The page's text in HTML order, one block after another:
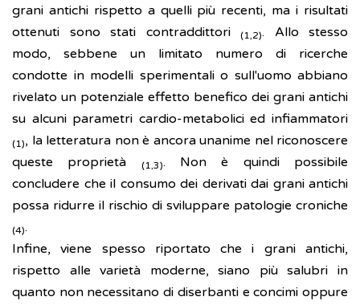
grani antichi rispetto a quelli più recenti, ma i risultati
ottenuti sono stati contraddittori
(1,2). Allo stesso
modo, sebbene un limitato numero di ricerche
condotte in modelli sperimentali o sull'uomo abbiano
rivelato un potenziale effetto benefico dei grani antichi
su alcuni parametri cardio-metabolici ed infiammatori
(1), la letteratura non è ancora unanime nel riconoscere
queste proprietà
(1,3). Non è quindi possibile
concludere che il consumo dei derivati dai grani antichi
possa ridurre il rischio di sviluppare patologie croniche
(4).
Infine, viene spesso riportato che i grani antichi,
rispetto alle varietà moderne, siano più salubri in
quanto non necessitano di diserbanti e concimi oppure